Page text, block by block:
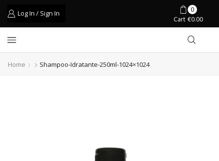
Log In / Sign In
0
Cart €0.00
Home Shampoo-Idratante-250ml-1024×1024